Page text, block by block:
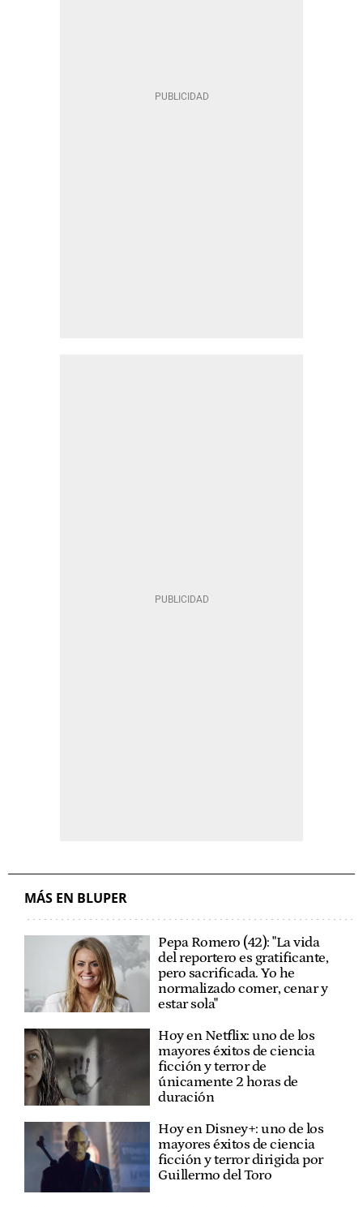
MÁS EN BLUPER
Pepa Romero (42): "La vida
del reportero es gratificante,
pero sacrificada. Yo he
normalizado comer, cenar y
estar sola"
Hoy en Netflix: uno de los
mayores éxitos de ciencia
ficción y terror de
únicamente 2 horas de
duración
Hoy en Disney+: uno de los
mayores éxitos de ciencia
ficción y terror dirigida por
Guillermo del Toro